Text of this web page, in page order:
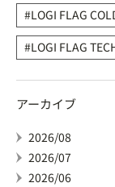
LOGI FLAG
LOGI FLAG
アーカイブ
2026/08
2026/07
2026/06